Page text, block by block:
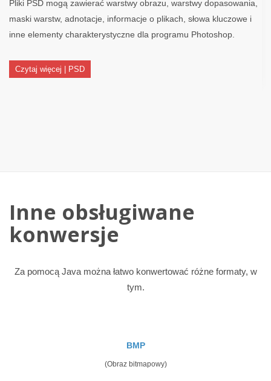
Pliki PSD mogą zawierać warstwy obrazu, warstwy dopasowania,
maski warstw, adnotacje, informacje o plikach, słowa kluczowe i
inne elementy charakterystyczne dla programu Photoshop.
Czytaj więcej | PSD
Inne obsługiwane
konwersje
Za pomocą Java można łatwo konwertować różne formaty, w
tym.
BMP
(Obraz bitmapowy)